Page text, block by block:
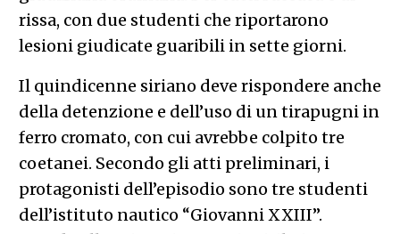
rissa, con due studenti che riportarono
lesioni giudicate guaribili in sette giorni.
Il quindicenne siriano deve rispondere anche
della detenzione e dell’uso di un tirapugni in
ferro cromato, con cui avrebbe colpito tre
coetanei. Secondo gli atti preliminari, i
protagonisti dell’episodio sono tre studenti
dell’istituto nautico “Giovanni XXIII”.